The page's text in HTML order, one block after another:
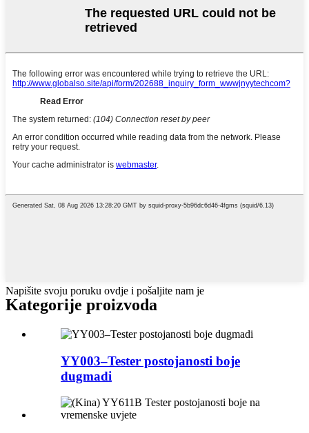
Napišite svoju poruku ovdje i pošaljite nam je
Kategorije proizvoda
YY003–Tester postojanosti boje
dugmadi